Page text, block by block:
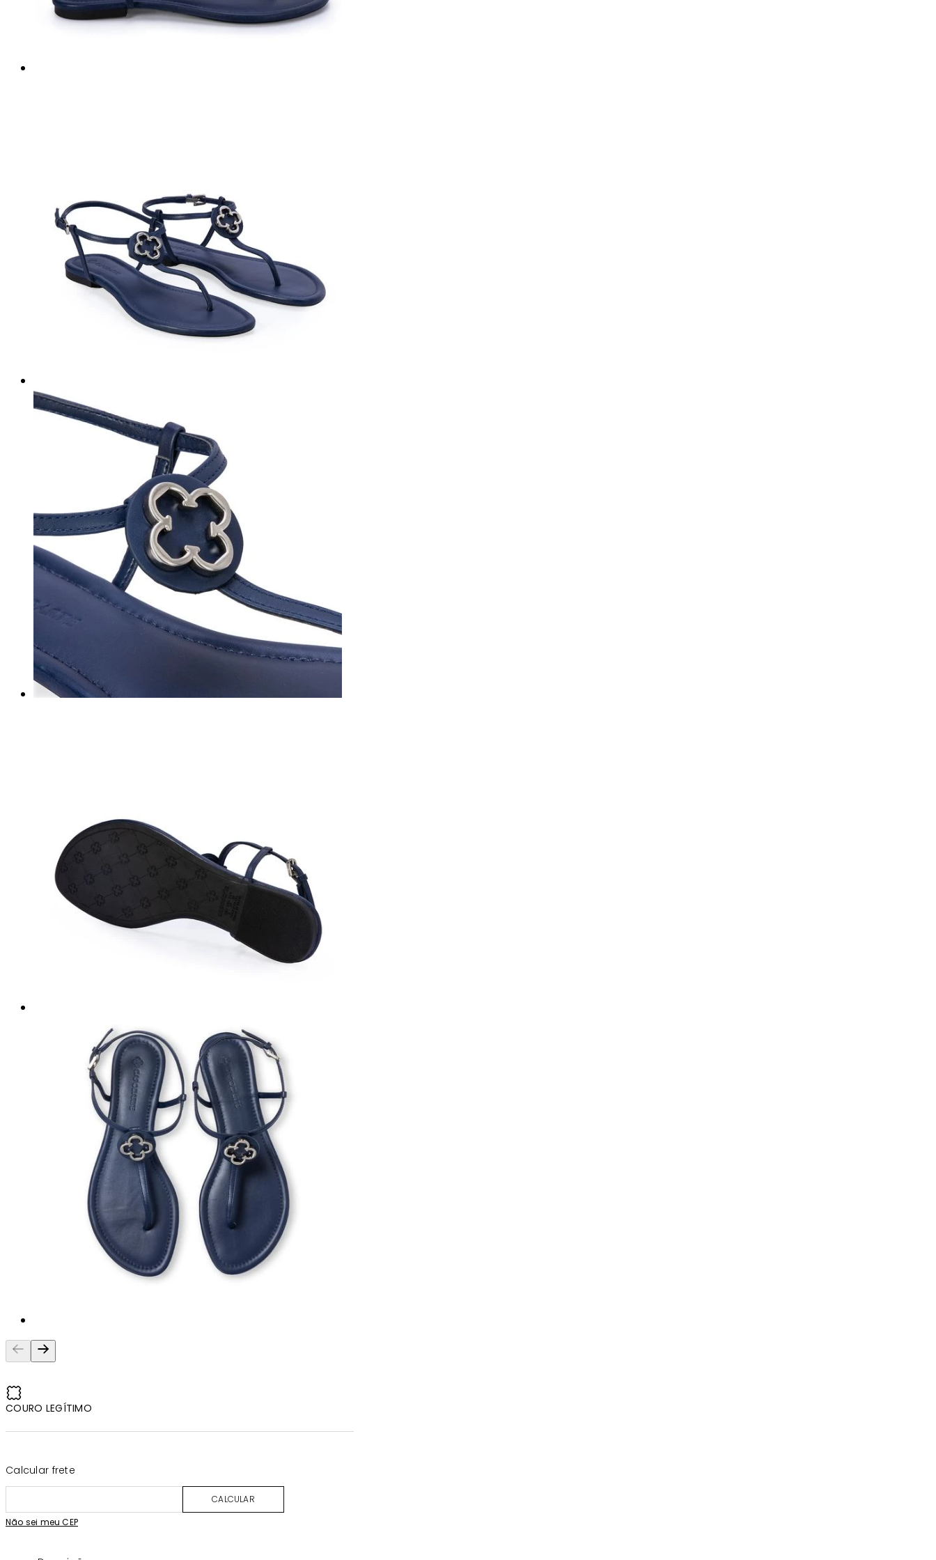
COURO LEGÍTIMO
Calcular frete
CALCULAR
Não sei meu CEP